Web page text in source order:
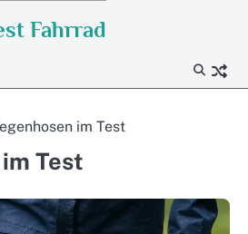
Fahrrad
im Test
Test